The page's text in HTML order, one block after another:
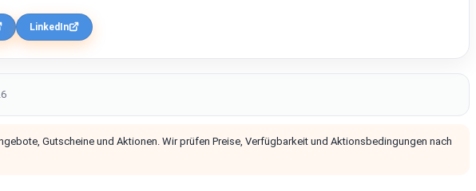
LinkedIn
Gutscheine und Aktionen. Wir prüfen Preise, Verfügbarkeit und Aktionsbedingungen nach